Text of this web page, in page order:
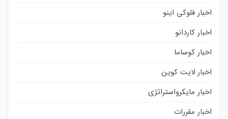
اخبار فلوکی اینو
اخبار کاردانو
اخبار کوساما
اخبار لایت کوین
اخبار مایکرواستراتژی
اخبار مقررات